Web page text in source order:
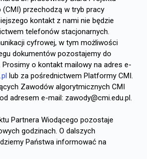
(CMI) przechodzą w tryb pracy
kontakt z nami nie będzie
telefonów stacjonarnych.
cyfrowej, w tym możliwości
dokumentów pozostajemy do
o kontakt mailowy na adres e-
lub za pośrednictwem Platformy CMI.
Zawodów algorytmicznych CMI
adresem e-mail: zawody@cmi.edu.pl.
Partnera Wiodącego pozostaje
godzinach. O dalszych
Państwa informować na